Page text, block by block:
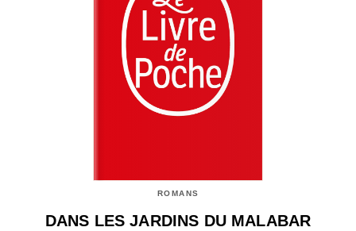
ROMANS
DANS LES JARDINS DU MALABAR